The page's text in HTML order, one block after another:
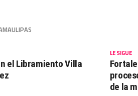
LE SIGUE
de la
el Libramiento Villa